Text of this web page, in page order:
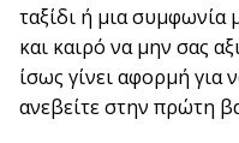
ταξίδι ή μια
και καιρό να μην σας
ίσως γίνει αφορμή για
ανεβείτε στην πρώτη